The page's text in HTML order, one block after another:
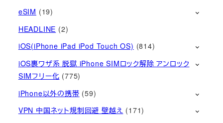
eSIM (19)
HEADLINE (2)
iOS(iPhone iPad iPod Touch OS) (814)
iOS裏ワザ系 脱獄 iPhone SIMロック解除 アンロック
SIMフリー化 (775)
iPhone以外の携帯 (59)
VPN 中国ネット規制回避 壁越え (171)